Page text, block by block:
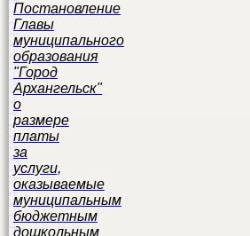
Постановление
Главы
муниципального
образования
"Город
Архангельск"
о
размере
платы
за
услуги,
оказываемые
муниципальным
бюджетным
дошкольным